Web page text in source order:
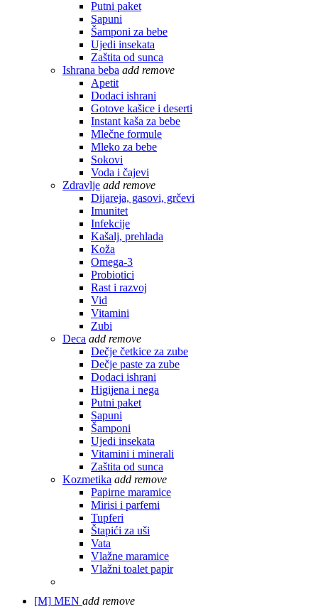
Putni paket
Sapuni
Šamponi za bebe
Ujedi insekata
Zaštita od sunca
Ishrana beba add remove
Apetit
Dodaci ishrani
Gotove kašice i deserti
Instant kaša za bebe
Mlečne formule
Mleko za bebe
Sokovi
Voda i čajevi
Zdravlje add remove
Dijareja, gasovi, grčevi
Imunitet
Infekcije
Kašalj, prehlada
Koža
Omega-3
Probiotici
Rast i razvoj
Vid
Vitamini
Zubi
Deca add remove
Dečje četkice za zube
Dečje paste za zube
Dodaci ishrani
Higijena i nega
Putni paket
Sapuni
Šamponi
Ujedi insekata
Vitamini i minerali
Zaštita od sunca
Kozmetika add remove
Papirne maramice
Mirisi i parfemi
Tupferi
Štapići za uši
Vata
Vlažne maramice
Vlažni toalet papir
[M] MEN add remove